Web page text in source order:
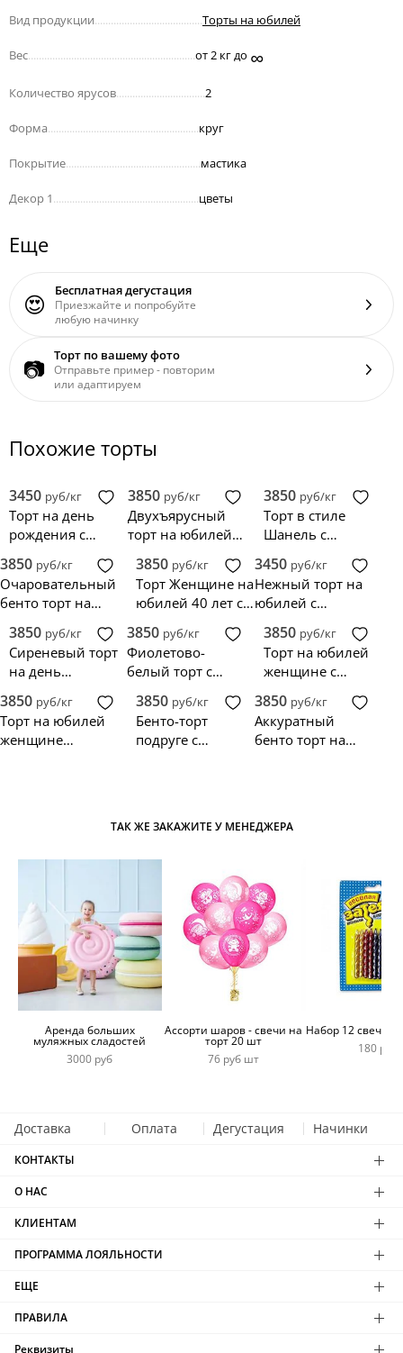
Вид продукции Торты на юбилей
Вес от 2 кг до ∞
Количество ярусов 2
Форма круг
Покрытие мастика
Декор 1 цветы
Еще
😍 Бесплатная дегустация
Приезжайте и попробуйте
любую начинку
📷 Торт по вашему фото
Отправьте пример - повторим
или адаптируем
Похожие торты
3450 руб/кг
Торт на день
рождения с
надписью
3850 руб/кг
Двухъярусный
торт на юбилей
3850 руб/кг
Торт в стиле
Шанель с
девочки
3850 руб/кг
Очаровательный
бенто торт на
женщине
3850 руб/кг
Торт Женщине на
юбилей 40 лет с
розами
3450 руб/кг
Нежный торт на
юбилей с
3850 руб/кг
Сиреневый торт
на день
женщине 40 лет
3850 руб/кг
Фиолетово-
белый торт с
юбилей
3850 руб/кг
Торт на юбилей
женщине с
цветами
3850 руб/кг
Торт на юбилей
женщине
3850 руб/кг
Бенто-торт
подруге с
3850 руб/кг
Аккуратный
бенто торт на
ТАК ЖЕ ЗАКАЖИТЕ У МЕНЕДЖЕРА
Аренда больших
муляжных сладостей
3000 руб
Ассорти шаров - свечи на
торт 20 шт
76 руб шт
Набор 12 свечей
180 руб
Доставка Оплата Дегустация Начинки
КОНТАКТЫ
О НАС
КЛИЕНТАМ
ПРОГРАММА ЛОЯЛЬНОСТИ
ЕЩЕ
ПРАВИЛА
Реквизиты